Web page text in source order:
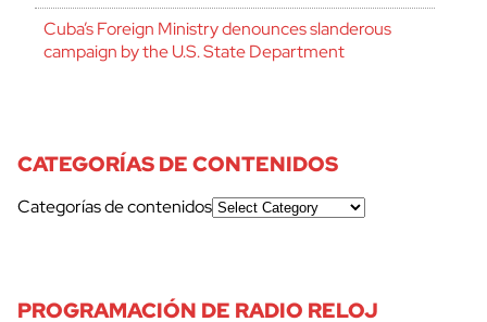
Cuba’s Foreign Ministry denounces slanderous
campaign by the U.S. State Department
CATEGORÍAS DE CONTENIDOS
Categorías de contenidos
PROGRAMACIÓN DE RADIO RELOJ